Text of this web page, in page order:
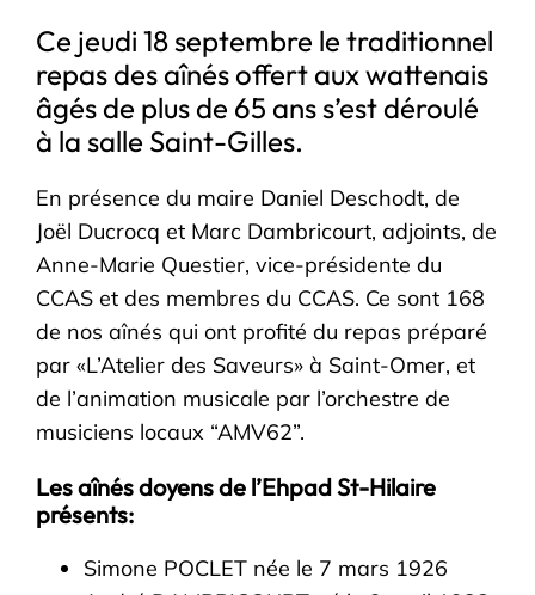
Ce jeudi 18 septembre le traditionnel
repas des aînés offert aux wattenais
âgés de plus de 65 ans s’est déroulé
à la salle Saint-Gilles.
En présence du maire Daniel Deschodt, de
Joël Ducrocq et Marc Dambricourt, adjoints, de
Anne-Marie Questier, vice-présidente du
CCAS et des membres du CCAS. Ce sont 168
de nos aînés qui ont profité du repas préparé
par «L’Atelier des Saveurs» à Saint-Omer, et
de l’animation musicale par l’orchestre de
musiciens locaux “AMV62”.
Les aînés doyens de l’Ehpad St-Hilaire
présents:
Simone POCLET née le 7 mars 1926